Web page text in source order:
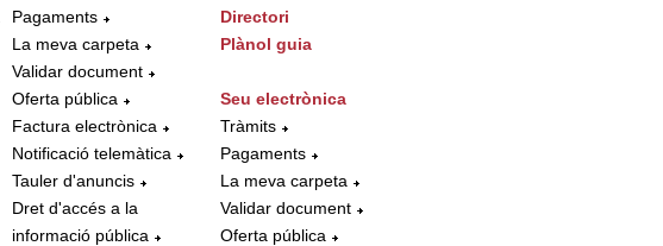
Pagaments
La meva carpeta
Validar document
Oferta pública
Factura electrònica
Notificació telemàtica
Tauler d'anuncis
Dret d'accés a la
informació pública
Directori
Plànol guia
Seu electrònica
Tràmits
Pagaments
La meva carpeta
Validar document
Oferta pública